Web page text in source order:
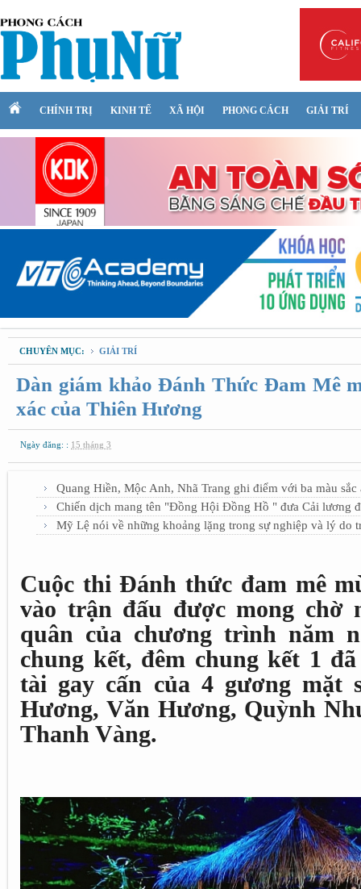
CHÍNH TRỊ KINH TẾ XÃ HỘI PHONG CÁCH GIẢI TRÍ
CHUYÊN MỤC: GIẢI TRÍ
Dàn giám khảo Đánh Thức Đam Mê
xác của Thiên Hương
Ngày đăng: : 15 tháng 3
Quang Hiền, Mộc Anh, Nhã Trang ghi điểm với ba màu sắc
Chiến dịch mang tên "Đồng Hội Đồng Hồ " đưa Cải lương
Mỹ Lệ nói về những khoảng lặng trong sự nghiệp và lý do
Cuộc thi Đánh thức đam mê
vào trận đấu được mong chờ
quân của chương trình năm
chung kết, đêm chung kết 1
tài gay cấn của 4 gương mặt
Hương, Văn Hương, Quỳnh
Thanh Vàng.